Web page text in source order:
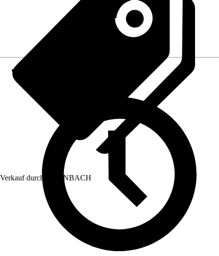
Verkauf durch: HORNBACH